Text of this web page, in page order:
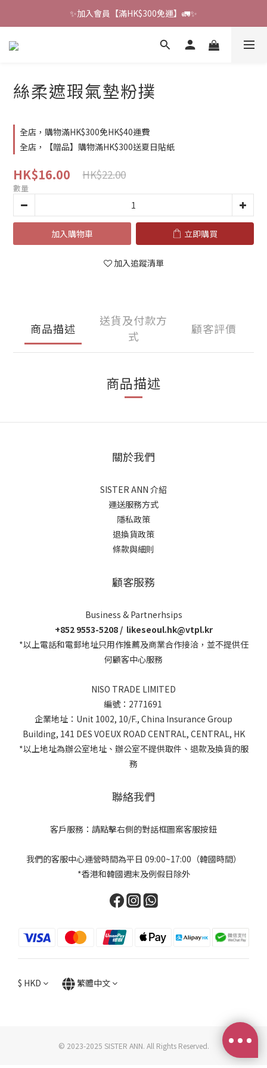
🔔會員禮遇：撰寫評論即贈HK$6獎勵 💌
✨加入會員【滿HK$300免運】🚛✨
🔔會員禮遇：撰寫評論即贈HK$6獎勵 💌
絲柔遮瑕氣墊粉撲
全店，購物滿HK$300免HK$40運費
全店，【贈品】購物滿HK$300送夏日貼紙
HK$16.00 HK$22.00
數量
加入購物車 立即購買
加入追蹤清單
商品描述
送貨及付款方
式
顧客評價
商品描述
關於我們
SISTER ANN 介紹
運送服務方式
隱私政策
退換貨政策
條款與細則
顧客服務
Business & Partnerhsips
+852 9553-5208 / likeseoul.hk@vtpl.kr
*以上電話和電郵地址只用作推薦及商業合作接洽，並不提供任
何顧客中心服務
NISO TRADE LIMITED
編號：2771691
企業地址：Unit 1002, 10/F., China Insurance Group
Building, 141 DES VOEUX ROAD CENTRAL, CENTRAL, HK
*以上地址為辦公室地址、辦公室不提供取件、退款及換貨的服
務
聯絡我們
客戶服務：請點擊右側的對話框圖案客服按鈕
我們的客服中心運營時間為平日 09:00~17:00（韓國時間）
*香港和韓國週末及例假日除外
$ HKD 繁體中文
© 2023-2025 SISTER ANN. All Rights Reserved.